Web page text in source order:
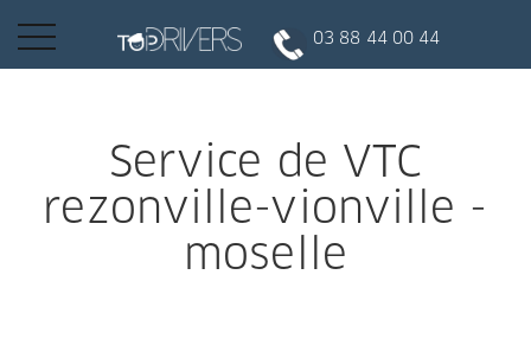
INSCRIPTION CLIENT
Basculer
03 88 44 00 44
Service de VTC
rezonville-vionville -
moselle